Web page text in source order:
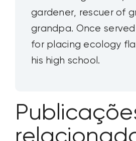
gardener, rescuer of
grandpa. Once
for placing ecology
his high school.